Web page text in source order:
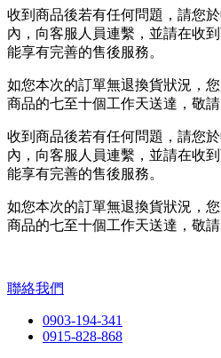
收到商品後若有任何問題，請您
內，向客服人員連繫，並請在收
能享有完善的售後服務。
如您本次的訂單無退換貨狀況，
商品的七至十個工作天送達，敬請
收到商品後若有任何問題，請您
內，向客服人員連繫，並請在收
能享有完善的售後服務。
如您本次的訂單無退換貨狀況，
商品的七至十個工作天送達，敬請
聯絡我們
0903-194-341
0915-828-868